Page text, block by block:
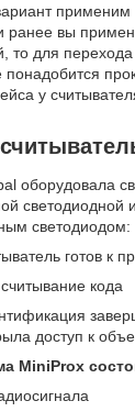
ранее вы
то для
у
оборудовала
светодиодной
светодиодом:
готов к
кода
доступ к
MiniProx